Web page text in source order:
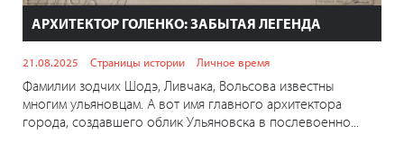
АРХИТЕКТОР ГОЛЕНКО: ЗАБЫТАЯ ЛЕГЕНДА
21.08.2025 Страницы истории Личное время
Фамилии зодчих Шодэ, Ливчака, Вольсова известны
многим ульяновцам. А вот имя главного архитектора
города, создавшего облик Ульяновска в послевоенно...